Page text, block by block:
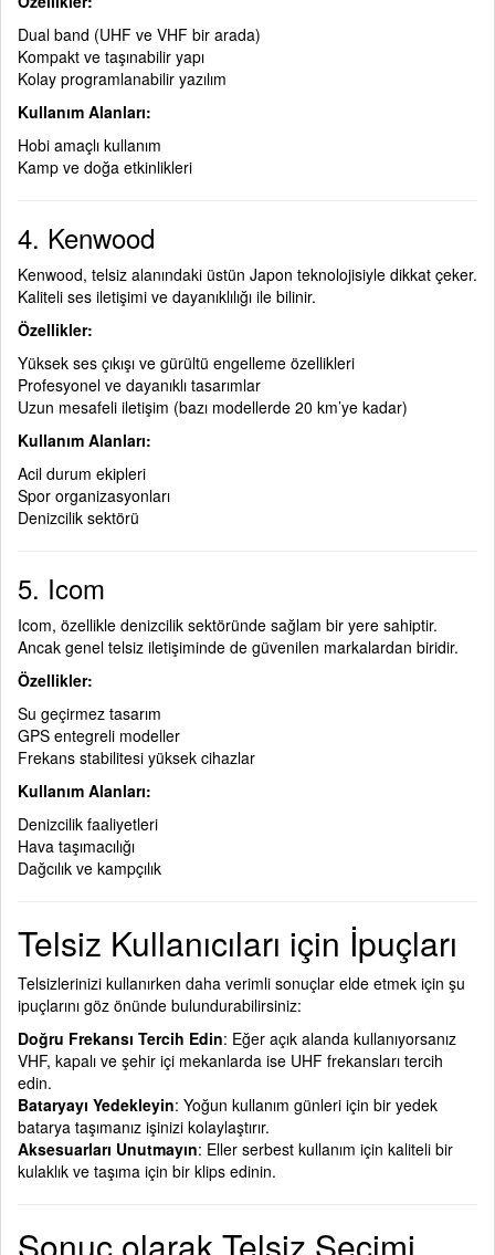
Dual band (UHF ve VHF bir arada)
Kompakt ve taşınabilir yapı
Kolay programlanabilir yazılım
Kullanım Alanları:
Hobi amaçlı kullanım
Kamp ve doğa etkinlikleri
4. Kenwood
Kenwood, telsiz alanındaki üstün Japon teknolojisiyle dikkat çeker.
Kaliteli ses iletişimi ve dayanıklılığı ile bilinir.
Özellikler:
Yüksek ses çıkışı ve gürültü engelleme özellikleri
Profesyonel ve dayanıklı tasarımlar
Uzun mesafeli iletişim (bazı modellerde 20 km’ye kadar)
Kullanım Alanları:
Acil durum ekipleri
Spor organizasyonları
Denizcilik sektörü
5. Icom
Icom, özellikle denizcilik sektöründe sağlam bir yere sahiptir.
Ancak genel telsiz iletişiminde de güvenilen markalardan biridir.
Özellikler:
Su geçirmez tasarım
GPS entegreli modeller
Frekans stabilitesi yüksek cihazlar
Kullanım Alanları:
Denizcilik faaliyetleri
Hava taşımacılığı
Dağcılık ve kampçılık
Telsiz Kullanıcıları için İpuçları
Telsizlerinizi kullanırken daha verimli sonuçlar elde etmek için şu
ipuçlarını göz önünde bulundurabilirsiniz:
Doğru Frekansı Tercih Edin: Eğer açık alanda kullanıyorsanız
VHF, kapalı ve şehir içi mekanlarda ise UHF frekansları tercih
edin.
Bataryayı Yedekleyin: Yoğun kullanım günleri için bir yedek
batarya taşımanız işinizi kolaylaştırır.
Aksesuarları Unutmayın: Eller serbest kullanım için kaliteli bir
kulaklık ve taşıma için bir klips edinin.